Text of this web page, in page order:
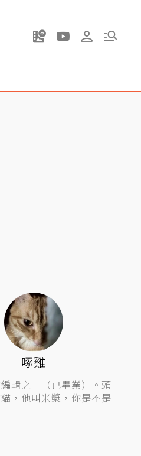
啄雞
輯之一（已畢業）。頭
，他叫米漿，你是不是